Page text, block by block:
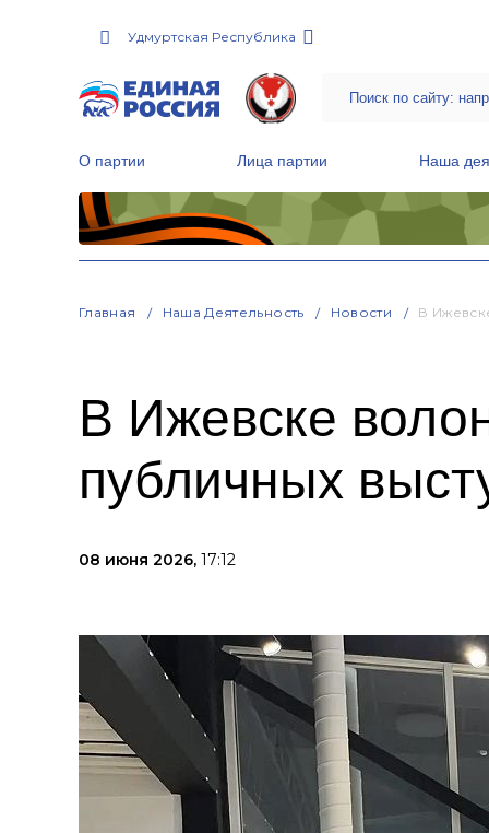
Удмуртская Республика
О партии Лица партии Наша
Главная Наша Деятельность Новости В
В Ижевске
публичных
08 июня 2026, 17:12